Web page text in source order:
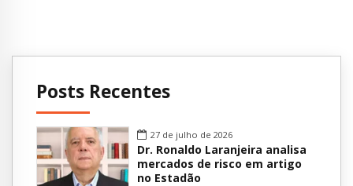
Posts Recentes
27 de julho de 2026
Dr. Ronaldo Laranjeira analisa
mercados de risco em artigo
no Estadão